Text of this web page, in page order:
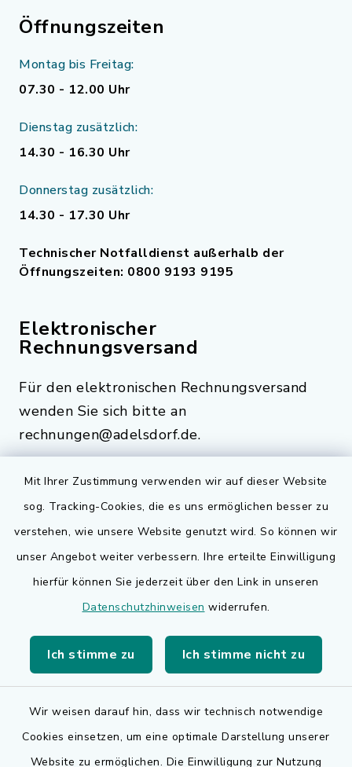
Mit Ihrer Zustimmung verwenden wir auf dieser Website
sog. Tracking-Cookies, die es uns ermöglichen besser zu
verstehen, wie unsere Website genutzt wird. So können wir
unser Angebot weiter verbessern. Ihre erteilte Einwilligung
hierfür können Sie jederzeit über den Link in unseren
Datenschutzhinweisen widerrufen.
Ich stimme zu Ich stimme nicht zu
Wir weisen darauf hin, dass wir technisch notwendige
Cookies einsetzen, um eine optimale Darstellung unserer
Website zu ermöglichen. Die Einwilligung zur Nutzung
Öffnungszeiten
Montag bis Freitag:
07.30 - 12.00 Uhr
Dienstag zusätzlich:
14.30 - 16.30 Uhr
Donnerstag zusätzlich:
14.30 - 17.30 Uhr
Technischer Notfalldienst außerhalb der
Öffnungszeiten: 0800 9193 9195
Elektronischer
Rechnungsversand
Für den elektronischen Rechnungsversand
wenden Sie sich bitte an
rechnungen@adelsdorf.de.
Quicklinks
Bauen in Adelsdorf
BayernPortal
Landkreis Erlangen-Höchstadt